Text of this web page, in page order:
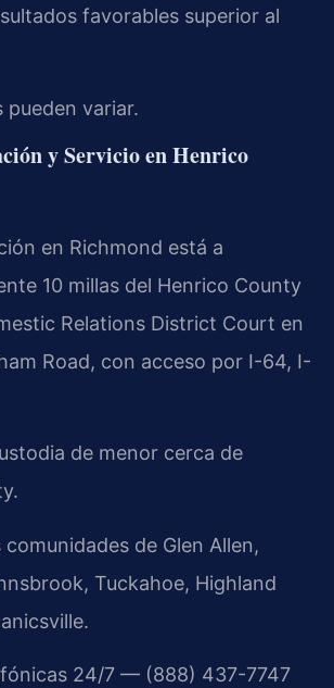
favorables superior al
pueden variar.
y Servicio en Henrico
en Richmond está a
10 millas del Henrico County
Relations District Court en
Road, con acceso por I-64, I-
de menor cerca de
comunidades de Glen Allen,
Tuckahoe, Highland
24/7 — (888) 437-7747